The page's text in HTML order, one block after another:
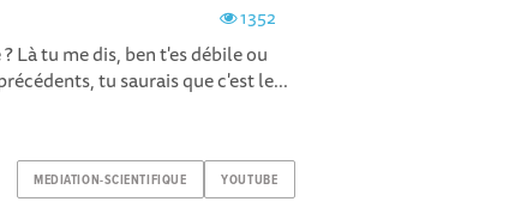
1352
Là tu me dis, ben t'es débile ou
tu saurais que c'est le...
MEDIATION-SCIENTIFIQUE YOUTUBE